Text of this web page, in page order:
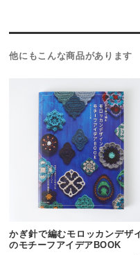
他にもこんな商品があります
かぎ針で編むモロッカンデザ
のモチーフアイデアBOOK